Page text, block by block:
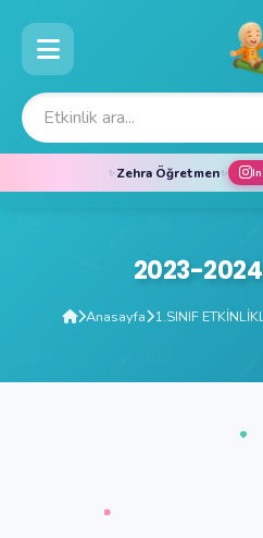
✨Zehra Öğretmen✨
2023-2024
Anasayfa 1.SINIF